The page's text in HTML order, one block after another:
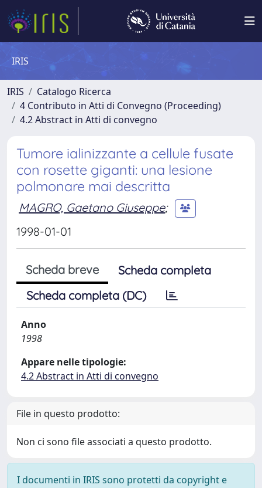
IRIS
IRIS
Catalogo Ricerca
4 Contributo in Atti di Convegno (Proceeding)
4.2 Abstract in Atti di convegno
Tumore ialinizzante a cellule fusate
con rosette giganti: una lesione
polmonare mai descritta
MAGRO, Gaetano Giuseppe;
1998-01-01
Scheda breve
Scheda completa
Scheda completa (DC)
Anno
1998
Appare nelle tipologie:
4.2 Abstract in Atti di convegno
File in questo prodotto:
Non ci sono file associati a questo prodotto.
I documenti in IRIS sono protetti da copyright e